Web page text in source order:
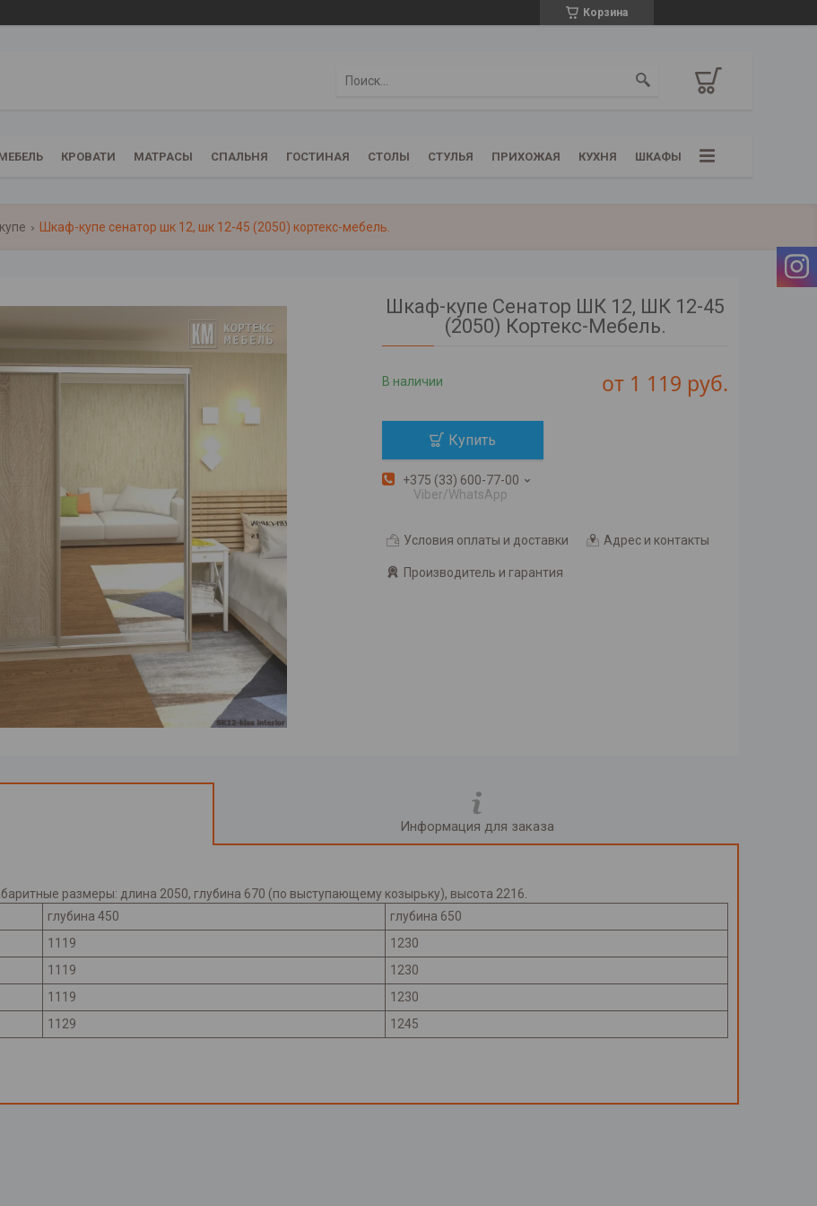
Корзина
КРОВАТИ МАТРАСЫ СПАЛЬНЯ ГОСТИНАЯ СТОЛЫ СТУЛЬЯ ПРИХОЖАЯ КУХНЯ ШКАФЫ
Шкаф-купе сенатор шк 12, шк 12-45 (2050) кортекс-мебель.
Шкаф-купе Сенатор ШК 12, ШК 12-45
(2050) Кортекс-Мебель.
В наличии от 1 119 руб.
Купить
+375 (33) 600-77-00
Viber/WhatsApp
Условия оплаты и доставки Адрес и контакты
Производитель и гарантия
Информация для заказа
размеры: длина 2050, глубина 670 (по выступающему козырьку), высота 2216.
глубина 450
глубина 650
1119
1230
1119
1230
1119
1230
1129 1245